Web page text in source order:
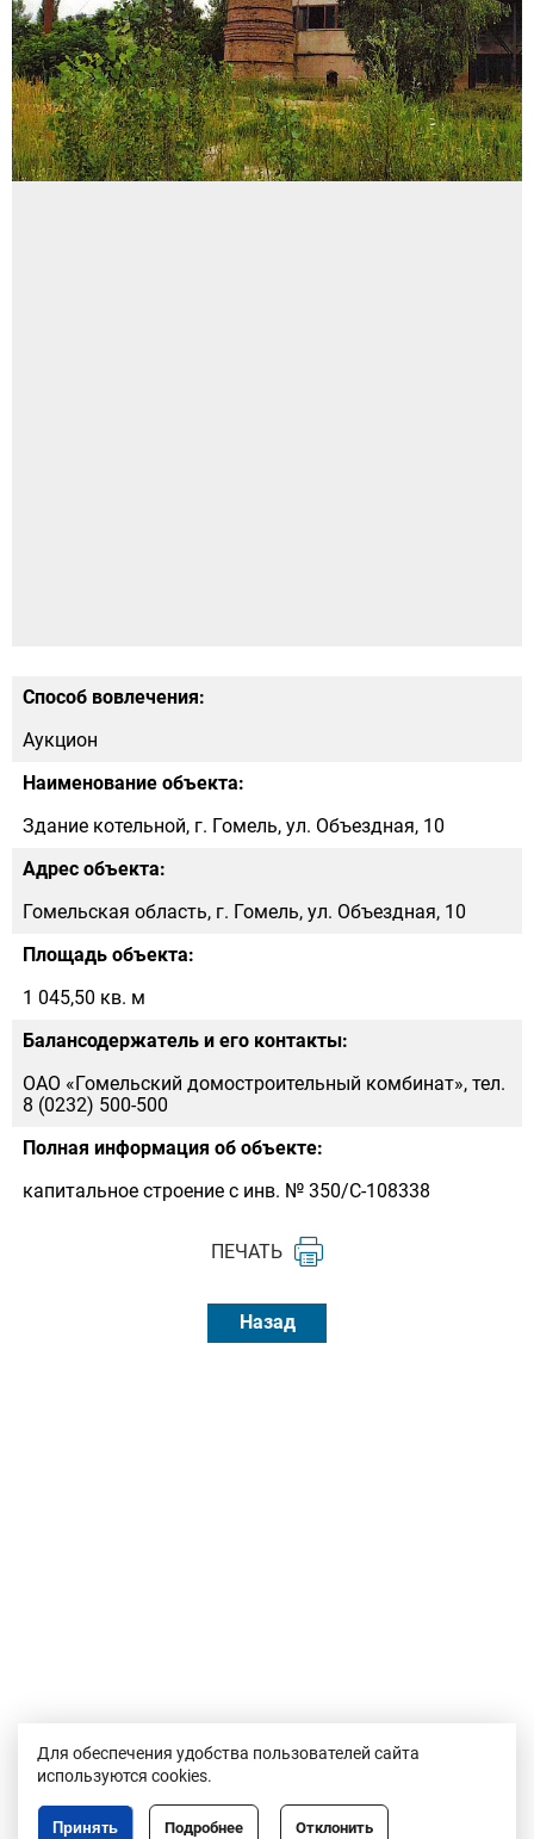
Способ вовлечения:
Аукцион
Наименование объекта:
Здание котельной, г. Гомель, ул. Объездная, 10
Адрес объекта:
Гомельская область, г. Гомель, ул. Объездная, 10
Площадь объекта:
1 045,50 кв. м
Балансодержатель и его контакты:
ОАО «Гомельский домостроительный комбинат», тел.
8 (0232) 500-500
Полная информация об объекте:
капитальное строение с инв. № 350/С-108338
ПЕЧАТЬ
Назад
Для обеспечения удобства пользователей сайта
используются cookies.
Отклонить
Подробнее
Принять